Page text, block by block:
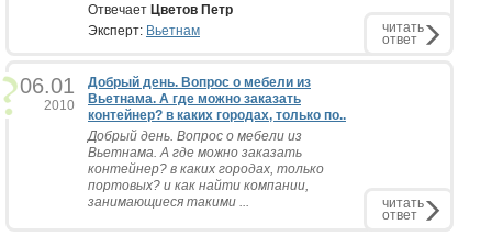
Отвечает Цветов Петр
Эксперт: Вьетнам читать
ответ
06.01
2010
Добрый день. Вопрос о мебели из
Вьетнама. А где можно заказать
контейнер? в каких городах, только по..
Добрый день. Вопрос о мебели из
Вьетнама. А где можно заказать
контейнер? в каких городах, только
портовых? и как найти компании,
занимающиеся такими ...
читать
ответ